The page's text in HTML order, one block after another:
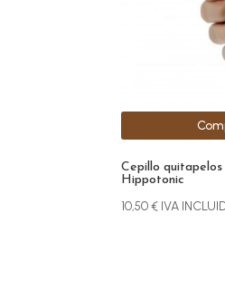
Cepillo
Hippotonic
10,50€ IVA